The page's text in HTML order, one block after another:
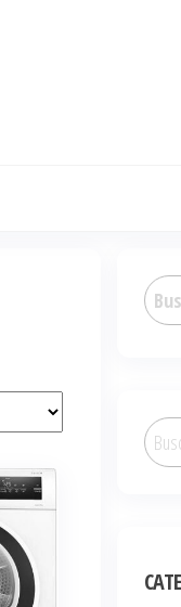
Buscar
por: